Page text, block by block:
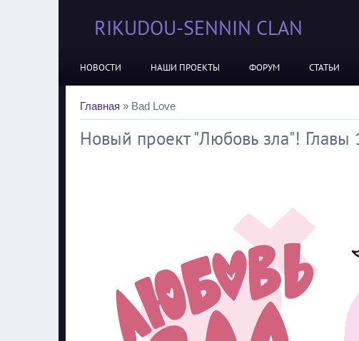
RIKUDOU-SENNIN CLAN
НОВОСТИ НАШИ ПРОЕКТЫ ФОРУМ СТАТЬИ
Главная » Bad Love
Новый проект "Любовь зла"! Главы